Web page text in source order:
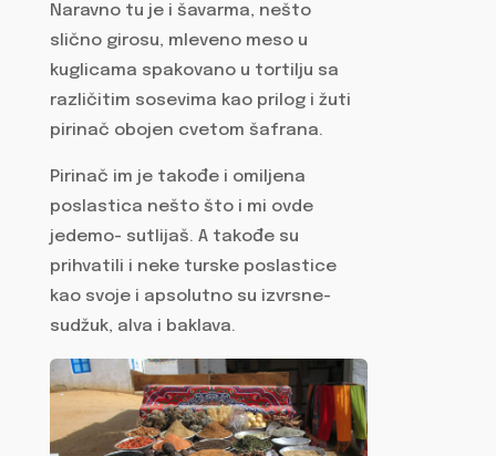
Naravno tu je i šavarma, nešto
slično girosu, mleveno meso u
kuglicama spakovano u tortilju sa
različitim sosevima kao prilog i žuti
pirinač obojen cvetom šafrana.
Pirinač im je takođe i omiljena
poslastica nešto što i mi ovde
jedemo- sutlijaš. A takođe su
prihvatili i neke turske poslastice
kao svoje i apsolutno su izvrsne-
sudžuk, alva i baklava.